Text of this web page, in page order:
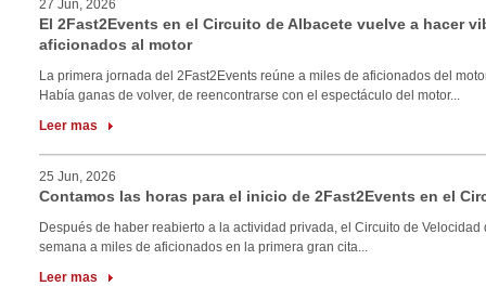
27 Jun, 2026
El 2Fast2Events en el Circuito de Albacete vuelve a hacer
aficionados al motor
La primera jornada del 2Fast2Events reúne a miles de aficionados del
Había ganas de volver, de reencontrarse con el espectáculo del motor...
Leer mas
25 Jun, 2026
Contamos las horas para el inicio de 2Fast2Events en el
Después de haber reabierto a la actividad privada, el Circuito de Velocidad
semana a miles de aficionados en la primera gran cita...
Leer mas